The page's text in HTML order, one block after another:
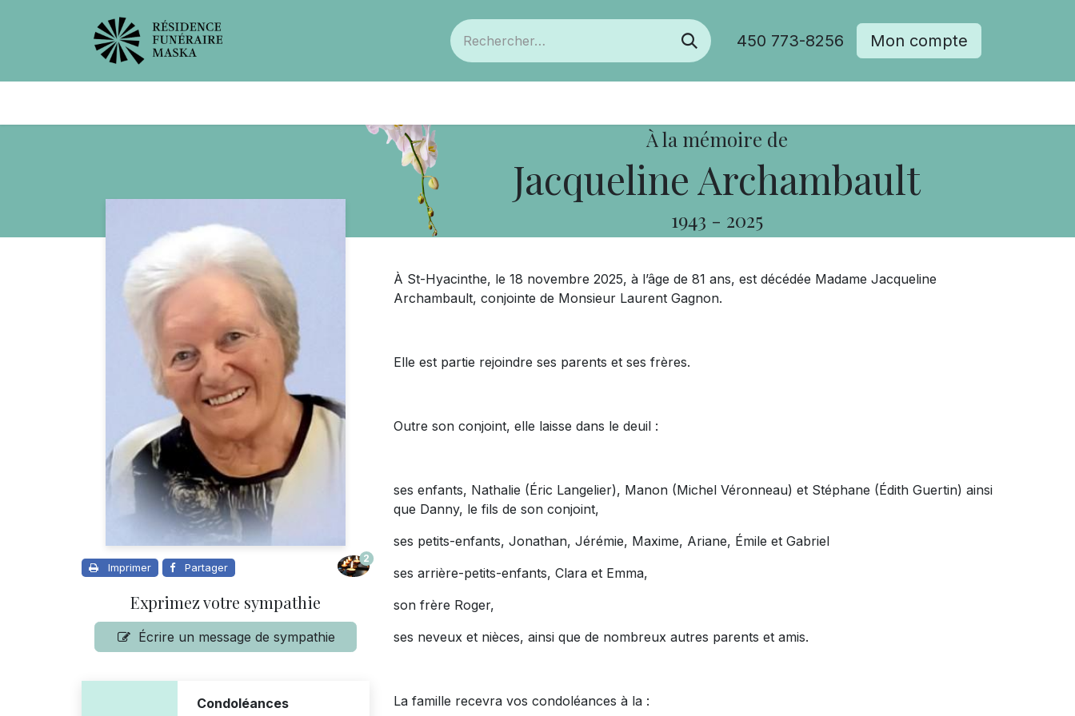
450 773-8256 Mon compte
À la mémoire de
Jacqueline Archambault
1943 - 2025
Imprimer Partager
2
Exprimez votre sympathie
Écrire un message de sympathie
Condoléances
À St-Hyacinthe, le 18 novembre 2025, à l’âge de 81 ans, est décédée Madame Jacqueline
Archambault, conjointe de Monsieur Laurent Gagnon.
Elle est partie rejoindre ses parents et ses frères.
Outre son conjoint, elle laisse dans le deuil :
ses enfants, Nathalie (Éric Langelier), Manon (Michel Véronneau) et Stéphane (Édith Guertin) ainsi
que Danny, le fils de son conjoint,
ses petits-enfants, Jonathan, Jérémie, Maxime, Ariane, Émile et Gabriel
ses arrière-petits-enfants, Clara et Emma,
son frère Roger,
ses neveux et nièces, ainsi que de nombreux autres parents et amis.
La famille recevra vos condoléances à la :